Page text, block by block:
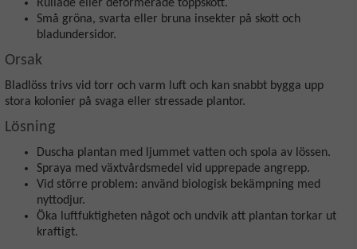
Rullade eller deformerade toppskott.
Små gröna, svarta eller bruna insekter på skott och
bladundersidor.
Orsak
Bladlöss trivs vid torr och varm luft och kan snabbt bygga upp
stora kolonier på svaga eller stressade plantor.
Lösning
Duscha plantan med ljummet vatten och spola av lössen.
Spraya med växtvårdsmedel vid upprepade angrepp.
Vid större problem: använd biologisk bekämpning med
nyttodjur.
Öka luftfuktigheten något och undvik att plantan torkar ut
kraftigt.